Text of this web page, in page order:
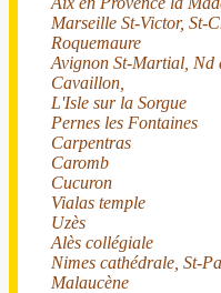
Marseille St-Victor, St-
Roquemaure
Avignon St-Martial, Nd
Cavaillon,
L'Isle sur la Sorgue
Pernes les Fontaines
Carpentras
Caromb
Cucuron
Vialas temple
Uzès
Alès collégiale
Nimes cathédrale, St-
Malaucène